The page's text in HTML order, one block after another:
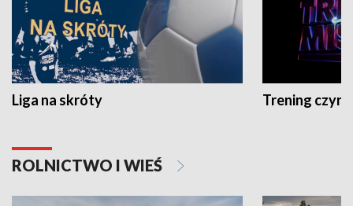
Liga na skróty Trening czyni
ROLNICTWO I WIEŚ